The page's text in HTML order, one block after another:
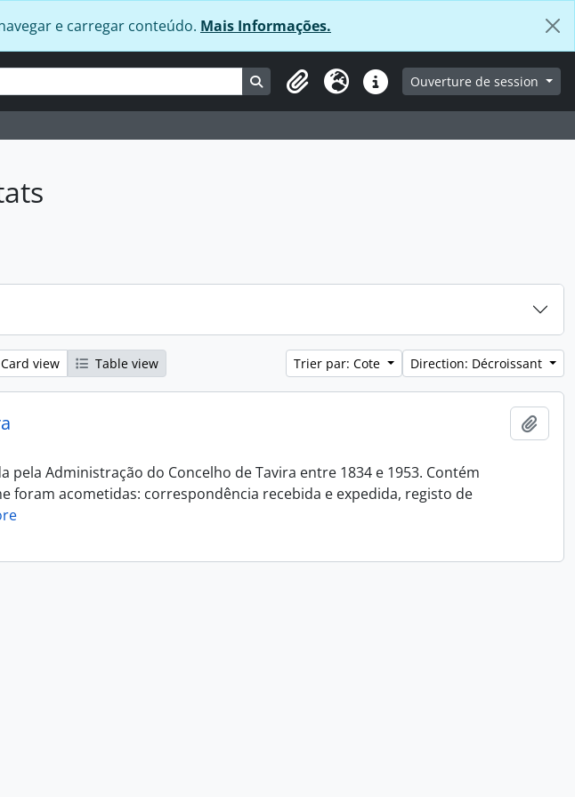
e carregar conteúdo. Mais Informações.
Search in browse page
ClipboardLangueLiens rapidesOuverture de session
Card view Table view Trier par: Cote Direction: Décroissant
pela Administração do Concelho de Tavira entre 1834 e 1953. Contém
foram acometidas: correspondência recebida e expedida, registo de